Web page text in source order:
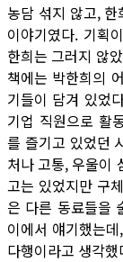
농담 섞지 않고,
이야기였다. 기획
한희는 그러지 않
책에는 박한희의
기들이 담겨 있었
기업 직원으로 활
를 즐기고 있었던
처나 고통, 우울이
고는 있었지만 구
은 다른 동료들을
이에서 얘기했는
다행이라고 생각했